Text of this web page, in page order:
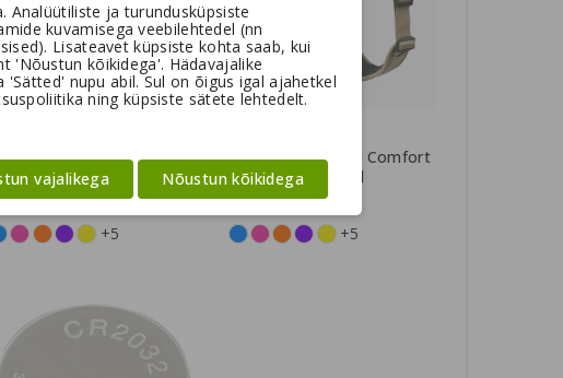
Copenhagen Urban
kaelarihm
€
+5
Dog Copenhagen Comfort
Walk Pro™ traksid
49,95 €
+5
Analüütiliste ja turundusküpsiste
kuvamisega veebilehtedel (nn
Lisateavet küpsiste kohta saab, kui
'Nõustun kõikidega'. Hädavajalike
nupu abil. Sul on õigus igal ajahetkel
ning küpsiste sätete lehtedelt.
Nõustun kõikidega
vajalikega